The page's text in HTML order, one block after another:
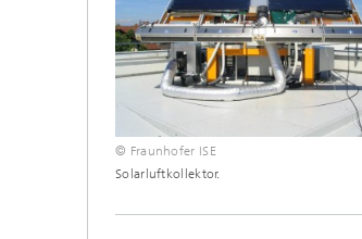
© Fraunhofer ISE
Solarluftkollektor.